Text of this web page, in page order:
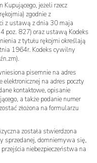
jeżeli rzecz
zgodnie z
z ustawą z dnia 30 maja
poz. 827) oraz ustawą Kodeks
z tytułu rękojmi określają
1964r. Kodeks cywilny
pisemnie na adres
na adres poczty
kontaktowe, opisanie
a także podanie numer
złożona na formularzu
została stwierdzona
sprzedanej, domniemywa się,
niebezpieczeństwa na